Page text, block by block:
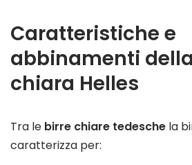
Caratteristiche e
abbinamenti
chiara Helles
Tra le birre chiare tedesche la
caratterizza per: